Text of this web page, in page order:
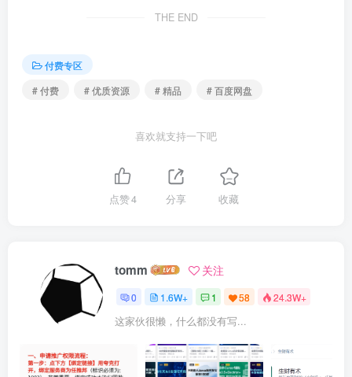
THE END
付费专区
# 付费
# 优质资源 # 精品 # 百度网盘
喜欢就支持一下吧
点赞4 分享 收藏
tomm 关注
0 1.6W+ 1 58 24.3W+
这家伙很懒，什么都没有写...